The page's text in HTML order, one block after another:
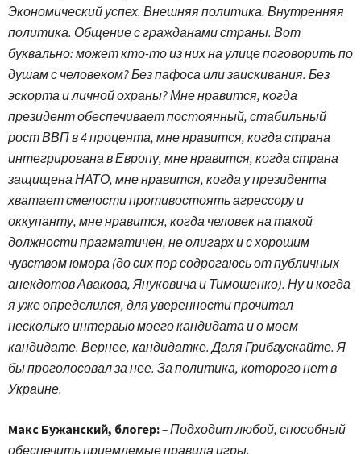
Экономический успех. Внешняя политика. Внутренняя
политика. Общение с гражданами страны. Вот
буквально: может кто-то из них на улице поговорить по
душам с человеком? Без пафоса или заискивания. Без
эскорта и личной охраны? Мне нравится, когда
президент обеспечивает постоянный, стабильный
рост ВВП в 4 процента, мне нравится, когда страна
интегрирована в Европу, мне нравится, когда страна
защищена НАТО, мне нравится, когда у президента
хватает смелости противостоять агрессору и
оккупанту, мне нравится, когда человек на такой
должности прагматичен, не олигарх и с хорошим
чувством юмора (до сих пор содрогаюсь от публичных
анекдотов Авакова, Януковича и Тимошенко). Ну и когда
я уже определился, для уверенности прочитал
несколько интервью моего кандидата и о моем
кандидате. Вернее, кандидатке. Даля Грибаускайте. Я
бы проголосовал за нее. За политика, которого нет в
Украине.
Макс Бужанский, блогер:– Подходит любой, способный
обеспечить приемлемые правила игры.